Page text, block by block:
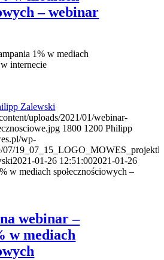
– webinar
1% w mediach
internecie
Zalewski
uploads/2021/01/webinar-
1800 1200 Philipp
wp-
07/
2021-01-26 12:51:002021-01-26
w mediach społecznościowych –
webinar –
w mediach